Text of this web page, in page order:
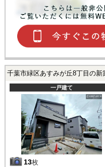
千葉市緑区あすみが丘8丁目の新
一戸建て
13枚